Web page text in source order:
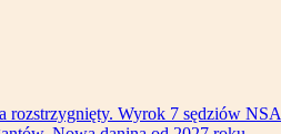
rozstrzygnięty. Wyrok 7 sędziów NSA